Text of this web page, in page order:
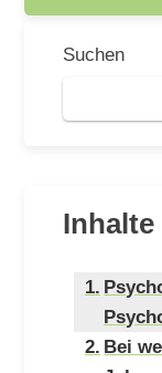
Suchen
Inhalte
Bei